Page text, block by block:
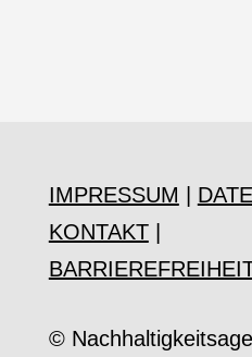
IMPRESSUM
KONTAKT
©